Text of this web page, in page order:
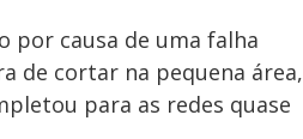
por causa de uma falha
de cortar na pequena área,
para as redes quase